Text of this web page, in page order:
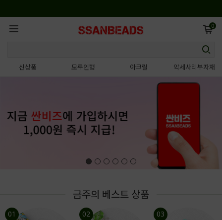
0
신상품 모루인형 아크릴 악세사리부자재
금주의 베스트 상품
01 02 03